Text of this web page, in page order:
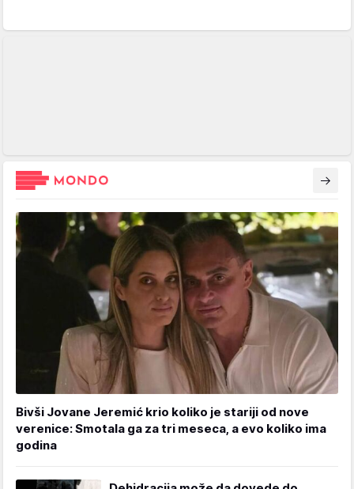
Bivši Jovane Jeremić krio koliko je stariji od nove
verenice: Smotala ga za tri meseca, a evo koliko ima
godina